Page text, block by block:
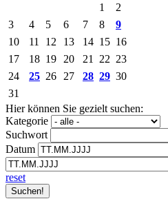
1
2
3
4 5 6 7 8
9
10
11 12 13 14 15 16
17
18 19 20 21 22 23
24
25 26 27 28 29 30
31
Hier können Sie gezielt suchen:
Kategorie
Suchwort
Datum
reset